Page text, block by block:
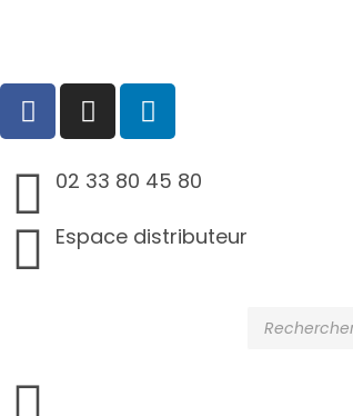
02 33 80 45 80
Espace distributeur